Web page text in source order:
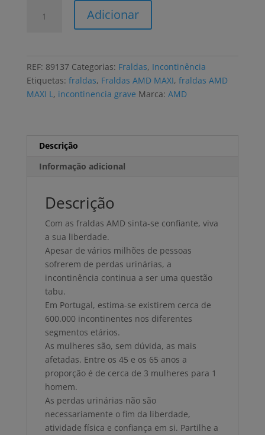
(3x20
Adicionar
REF: 89137 Categorias: Fraldas, Incontinência
Etiquetas: fraldas, Fraldas AMD MAXI, fraldas AMD
MAXI L, incontinencia grave Marca: AMD
Descrição
Informação adicional
Descrição
Com as fraldas AMD sinta-se confiante, viva
a sua liberdade.
Apesar de vários milhões de pessoas
sofrerem de perdas urinárias, a
incontinência continua a ser uma questão
tabu.
Em Portugal, estima-se existirem cerca de
600.000 incontinentes nos diferentes
segmentos etários.
As mulheres são, sem dúvida, as mais
afetadas. Entre os 45 e os 65 anos a
proporção é de cerca de 3 mulheres para 1
homem.
As perdas urinárias não são
necessariamente o fim da liberdade,
atividade física e confiança em si. Partilhe a